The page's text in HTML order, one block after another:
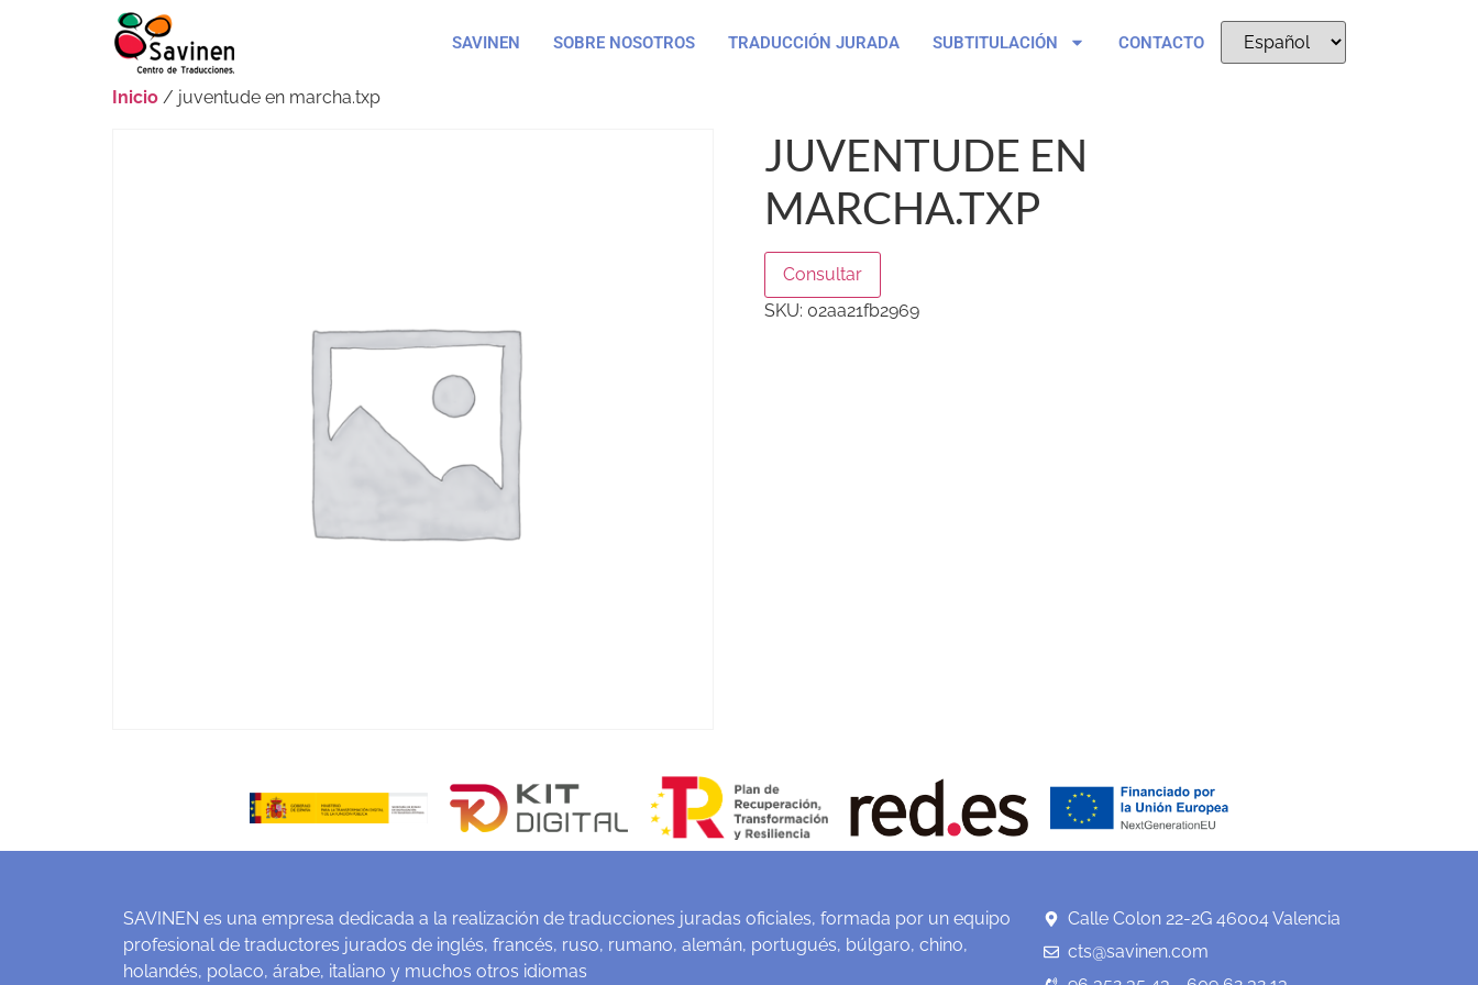
SAVINEN SOBRE NOSOTROS TRADUCCIÓN JURADA SUBTITULACIÓN CONTACTO
Inicio / juventude en marcha.txp
JUVENTUDE EN
MARCHA.TXP
Consultar
SKU: 02aa21fb2969
SAVINEN es una empresa dedicada a la realización de traducciones juradas oficiales, formada por un equipo
profesional de traductores jurados de inglés, francés, ruso, rumano, alemán, portugués, búlgaro, chino,
holandés, polaco, árabe, italiano y muchos otros idiomas
Calle Colon 22-2G 46004 Valencia
cts@savinen.com